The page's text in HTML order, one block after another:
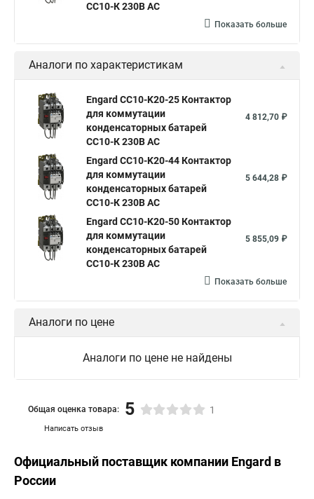
СС10-К 230В АС
Показать больше
Аналоги по характеристикам
Engard CC10-K20-25 Контактор
для коммутации
конденсаторных батарей
СС10-К 230В АС
4 812,70 ₽
Engard CC10-K20-44 Контактор
для коммутации
конденсаторных батарей
СС10-К 230В АС
5 644,28 ₽
Engard CC10-K20-50 Контактор
для коммутации
конденсаторных батарей
СС10-К 230В АС
5 855,09 ₽
Показать больше
Аналоги по цене
Аналоги по цене не найдены
Написать отзыв
Общая оценка товара: 5 1
Официальный поставщик компании Engard в
России